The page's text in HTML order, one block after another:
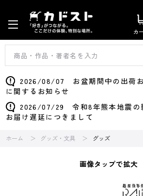
カ
2026/08/07 お盆期間中の出荷
に関するお知らせ
2026/07/29 令和8年熊本地震の
お届け遅延につきまして
ホーム グッズ・文具 グッズ
画像タップで拡大